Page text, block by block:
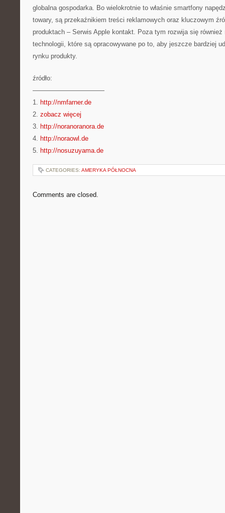
globalna gospodarka. Bo wielokrotnie to właśnie smartfony
towary, są przekaźnikiem treści reklamowych oraz kluczowym
produktach – Serwis Apple kontakt. Poza tym rozwija się również
technologii, które są opracowywane po to, aby jeszcze bardziej
rynku produkty.
źródło:
———————————
1. http://nmfarner.de
2. zobacz więcej
3. http://noranoranora.de
4. http://noraowl.de
5. http://nosuzuyama.de
CATEGORIES: AMERYKA PÓŁNOCNA
Comments are closed.